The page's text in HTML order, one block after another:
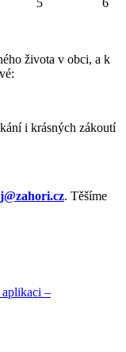
5 6
života v obci, a k
i krásných zákoutí
. Těšíme
–